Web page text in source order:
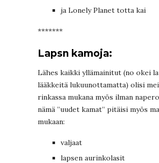
ja Lonely Planet totta kai
*******
Lapsn kamoja:
Lähes kaikki yllämainitut (no okei
lääkkeitä lukuunottamatta) olisi
rinkassa mukana myös ilman
nämä ”uudet kamat” pitäisi myös
mukaan:
valjaat
lapsen aurinkolasit